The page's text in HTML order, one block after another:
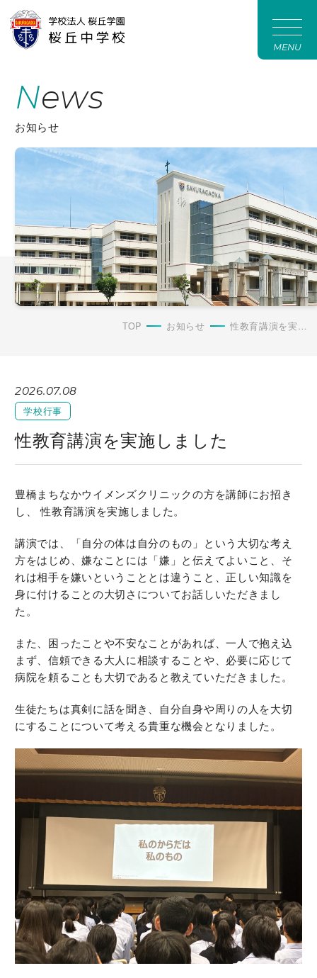
MENU
News
お知らせ
TOP お知らせ 性教育講演を実施しました
2026.07.08
学校行事
性教育講演を実施しました
豊橋まちなかウイメンズクリニックの方を講師にお招き
し、 性教育講演を実施しました。
講演では、「自分の体は自分のもの」という大切な考え
方をはじめ、嫌なことには「嫌」と伝えてよいこと、そ
れは相手を嫌いということとは違うこと、正しい知識を
身に付けることの大切さについてお話しいただきまし
た。
また、困ったことや不安なことがあれば、一人で抱え込
まず、信頼できる大人に相談することや、必要に応じて
病院を頼ることも大切であると教えていただきました。
生徒たちは真剣に話を聞き、自分自身や周りの人を大切
にすることについて考える貴重な機会となりました。